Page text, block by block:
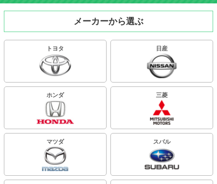
メーカーから選ぶ
トヨタ 日産
ホンダ 三菱
マツダ スバル